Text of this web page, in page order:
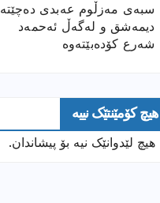
سبەی مەزڵوم عەبدی دەچێتە
دیمەشق و لەگەڵ ئەحمەد
شەرع کۆدەبێتەوە
هیچ کۆمێنتێک نییە
هیچ لێدوانێک نیە بۆ پیشاندان.